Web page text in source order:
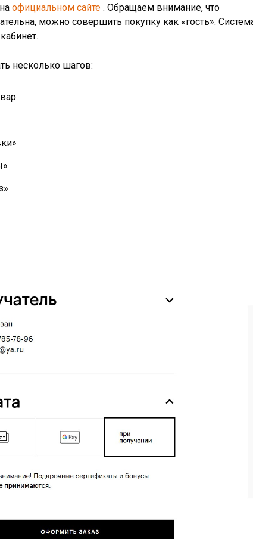
официальном сайте . Обращаем внимание, что
можно совершить покупку как «гость».
несколько шагов: